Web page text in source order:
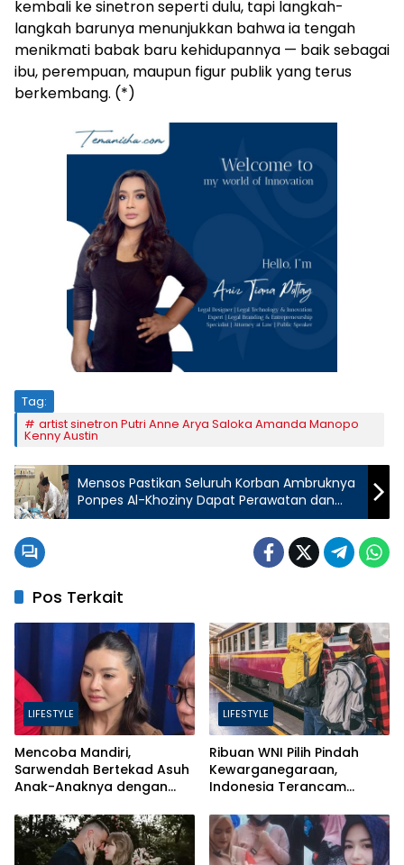
kembali ke sinetron seperti dulu, tapi langkah-
langkah barunya menunjukkan bahwa ia tengah
menikmati babak baru kehidupannya — baik sebagai
ibu, perempuan, maupun figur publik yang terus
berkembang. (*)
Tag:
artist sinetron Putri Anne Arya Saloka Amanda Manopo
Kenny Austin
Mensos Pastikan Seluruh Korban Ambruknya
Ponpes Al-Khoziny Dapat Perawatan dan
Jaminan Pemerintah
Pos Terkait
LIFESTYLE
Mencoba Mandiri,
Sarwendah Bertekad Asuh
Anak-Anaknya dengan
LIFESTYLE
Ribuan WNI Pilih Pindah
Kewarganegaraan,
Indonesia Terancam